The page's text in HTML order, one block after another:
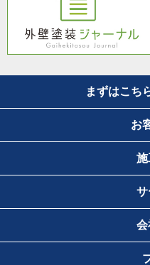
まずはこち
お
施
サ
会